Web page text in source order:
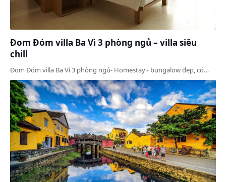
Đom Đóm villa Ba Vì 3 phòng ngủ – villa siêu
chill
Đom Đóm villa Ba Vì 3 phòng ngủ- Homestay+ bungalow đẹp, có…